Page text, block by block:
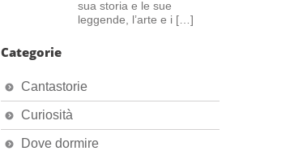
sua storia e le sue
leggende, l’arte e i […]
Categorie
Cantastorie
Curiosità
Dove dormire